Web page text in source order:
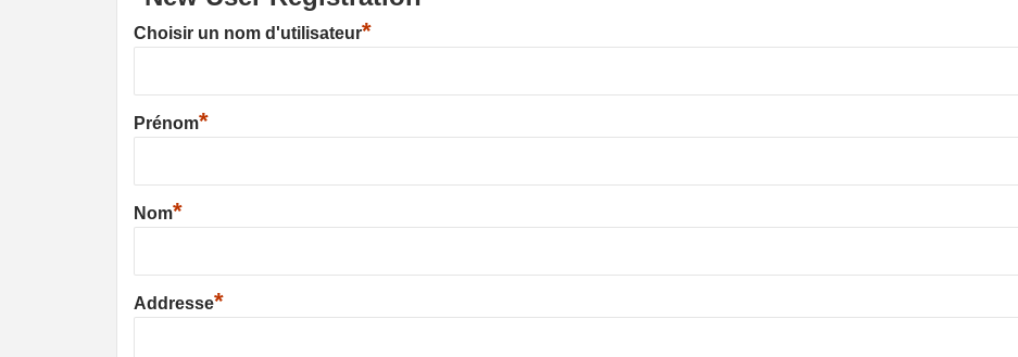
Choisir un nom d'utilisateur*
Prénom*
Nom*
Addresse*